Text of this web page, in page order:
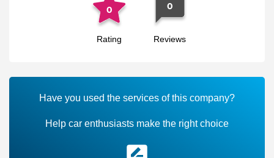
0
Rating
0
Reviews
Have you used the services of this company?
Help car enthusiasts make the right choice